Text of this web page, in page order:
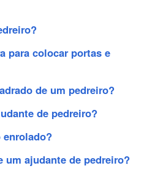
para colocar portas e
de um pedreiro?
de pedreiro?
enrolado?
um ajudante de pedreiro?